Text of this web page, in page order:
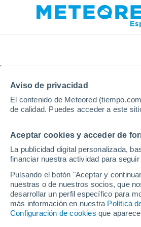
Aviso de privacidad
El contenido de Meteored
de calidad. Puedes acceder a este
Aceptar cookies y acceder de
La publicidad digital personalizada,
financiar nuestra actividad para
Pulsando el botón "Aceptar y
nuestras o de nuestros socios, que
desarrollar un perfil específico para
más información en nuestra Política
Configuración de cookies que
Inicio Alemania Baviera
El Tiempo
09:23 Domingo